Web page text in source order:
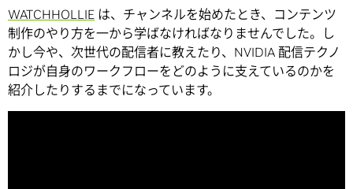
WATCHHOLLIE は、チャンネルを始めたとき、コンテンツ
制作のやり方を一から学ばなければなりませんでした。し
かし今や、次世代の配信者に教えたり、NVIDIA 配信テクノ
ロジが自身のワークフローをどのように支えているのかを
紹介したりするまでになっています。